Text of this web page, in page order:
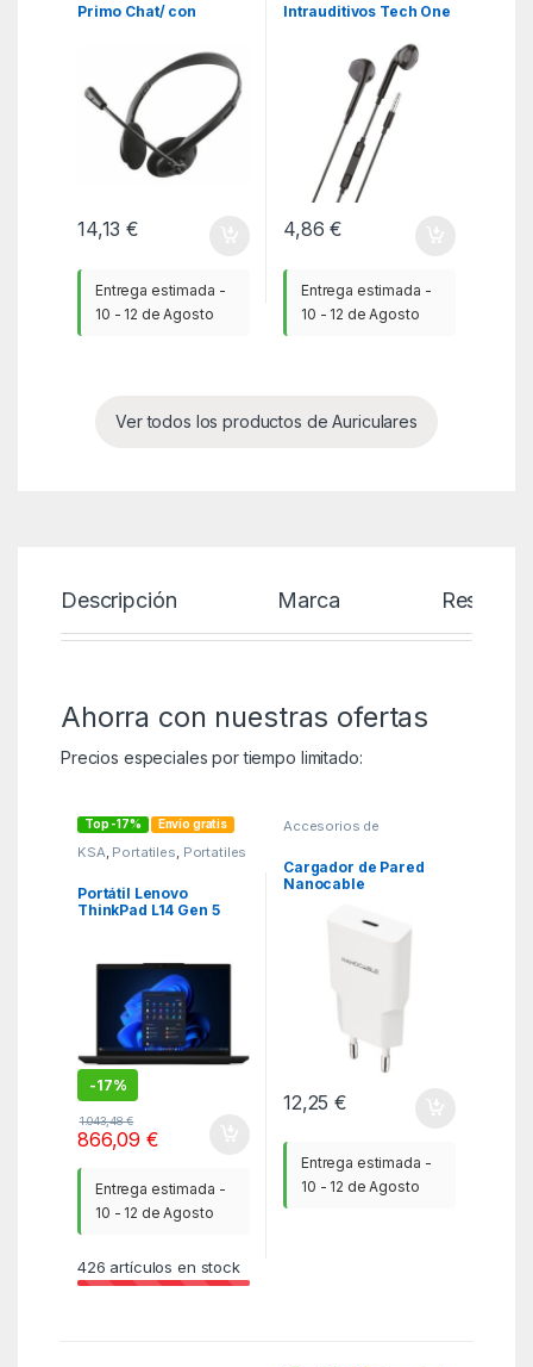
Primo Chat/ con
14,13€
Entrega estimada -
10 - 12 de Agosto
Intrauditivos Tech One
Micrófono/ Jack 3.5/
4,86€
Entrega estimada -
10 - 12 de Agosto
Ver todos los productos de Auriculares
Descripción Marca Reseñas
Ahorra con nuestras ofertas
Precios especiales por tiempo limitado:
Top -17% Envío gratis
KSA, Portatiles, Portatiles
Portátil Lenovo
ThinkPad L14 Gen 5
512GB SSD/ 14″/ Win11
-17%
1.043,48€
866,09€
Entrega estimada -
10 - 12 de Agosto
426 artículos en stock
Accesorios de
KSA
Cargador de Pared
Nanocable
Tipo-C/ 30W/ Blanco
12,25€
Entrega estimada -
10 - 12 de Agosto